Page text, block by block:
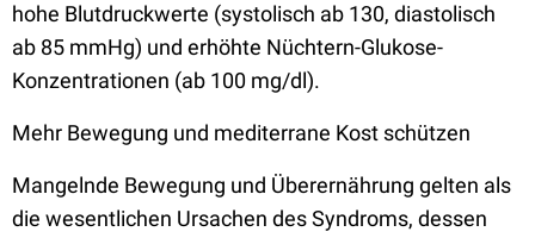
hohe Blutdruckwerte (systolisch ab 130, diastolisch
ab 85 mmHg) und erhöhte Nüchtern-Glukose-
Konzentrationen (ab 100 mg/dl).
Mehr Bewegung und mediterrane Kost schützen
Mangelnde Bewegung und Überernährung gelten als
die wesentlichen Ursachen des Syndroms, dessen